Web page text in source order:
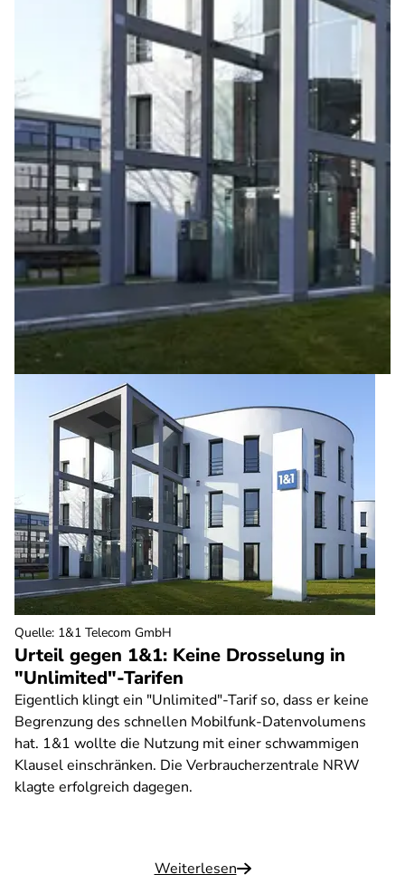
Urteil gegen 1&1: Keine Drosselung in
"Unlimited"-Tarifen
Eigentlich klingt ein "Unlimited"-Tarif so, dass er keine
Begrenzung des schnellen Mobilfunk-Datenvolumens
hat. 1&1 wollte die Nutzung mit einer schwammigen
Klausel einschränken. Die Verbraucherzentrale NRW
klagte erfolgreich dagegen.
Weiterlesen
Quelle: 1&1 Telecom GmbH